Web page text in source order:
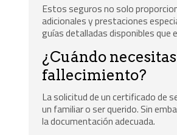
Estos seguros no solo
adicionales y prestaciones
guías detalladas disponibles que
¿Cuándo
fallecimiento?
La solicitud de un certificado de
un familiar o ser querido. Sin
la documentación adecuada.